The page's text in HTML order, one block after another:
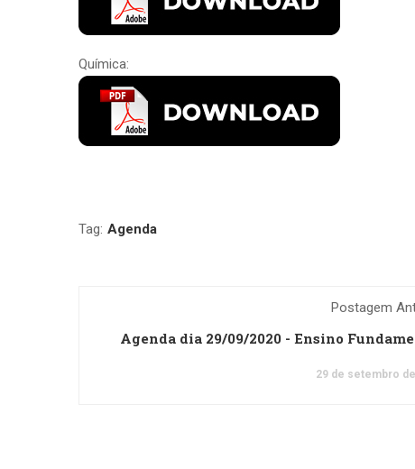
Química:
Tag: Agenda
Postagem
Agenda dia 29/09/2020 - Ensino
29 de setembro